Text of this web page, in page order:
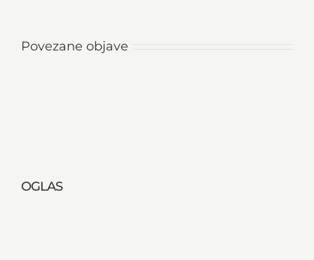
Povezane objave
OGLAS